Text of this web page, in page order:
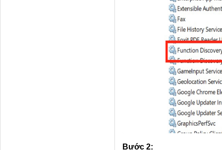
Bước 2: